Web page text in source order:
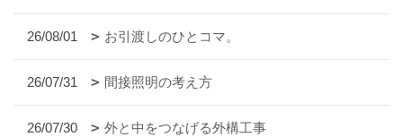
26/08/01 お引渡しのひとコマ。
26/07/31 間接照明の考え方
26/07/30 外と中をつなげる外構工事